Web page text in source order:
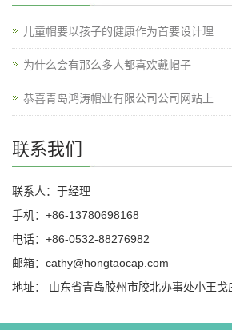
儿童帽要以孩子的健康作为首要设计理
为什么会有那么多人都喜欢戴帽子
恭喜青岛鸿涛帽业有限公司公司网站上
联系我们
联系人：于经理
手机：+86-13780698168
电话：+86-0532-88276982
邮箱：cathy@hongtaocap.com
地址： 山东省青岛胶州市胶北办事处小王戈